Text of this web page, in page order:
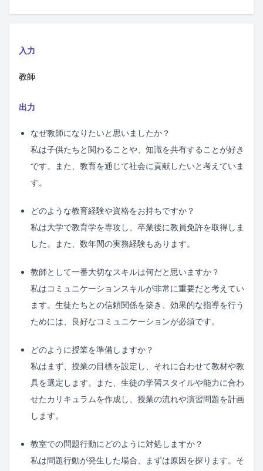
入力
教師
出力
なぜ教師になりたいと思いましたか？
私は子供たちと関わることや、知識を共有することが好き
です。また、教育を通じて社会に貢献したいと考えていま
す。
どのような教育経験や資格をお持ちですか？
私は大学で教育学を専攻し、卒業後に教員免許を取得しま
した。また、数年間の実務経験もあります。
教師として一番大切なスキルは何だと思いますか？
私はコミュニケーションスキルが非常に重要だと考えてい
ます。生徒たちとの信頼関係を築き、効果的な指導を行う
ためには、良好なコミュニケーションが必須です。
どのように授業を準備しますか？
私はまず、授業の目標を設定し、それに合わせて教材や教
具を選定します。また、生徒の学習スタイルや能力に合わ
せたカリキュラムを作成し、授業の流れや演習問題を計画
します。
教室での問題行動にどのように対処しますか？
私は問題行動が発生した場合、まずは原因を探ります。そ